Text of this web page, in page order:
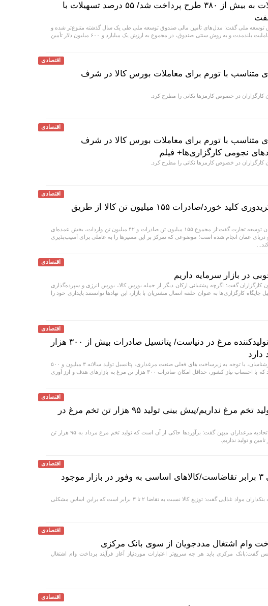
۴۰ میلیارد دلار تسهیلات به بیش از ۳۸۰ طرح پرداخت شد/ ۵۵ درصد تسهیلات با
توسعه ملی گفت: مدل‌های تأمین مالی صندوق توسعه ملی طی یک سال گذشته متنوع‌تر شده و
در این مدت، ۱۱ طرح در قالب عاملیت بلندمدت و به روش سنتی صندوق، در مجموع به ارزش یک میلیارد و ۶۰۰ میلیون دلار تأمین
اقتصادی
متناسب با تورم برای معاملات بورس کالا در شرف
کارگزاران در خصوص کارمزها نکاتی را مطرح کرد.
اقتصادی
متناسب با تورم برای معاملات بورس کالا در شرف
نجومی کارگزاری‌ها+ فیلم
کارگزاران در خصوص کارمزها نکاتی را مطرح کرد.
اقتصادی
تدوین نظام مسائل کریدوری کلید خورد/صادرات ۱۵۵ میلیون تن کالا از طریق
معاون سازمان توسعه تجارت گفت:از مجموع ۱۵۵ میلیون تن صادرات و ۴۲ میلیون تن واردات، بخش عمده‌ای
دریای عمان انجام شده است؛ موضوعی که تمرکز بر این مسیر‌ها را به عاملی برای آسیب‌پذیری
اقتصادی
در بازار سرمایه داریم
کارگزاران گفت: اگرچه پشتیبانی ارکان دیگر از جمله بورس کالا، بورس انرژی و سپرده‌گذاری
جایگاه کارگزاری‌ها به عنوان حلقه اتصال مشتریان با بازار، این نهاد‌ها توانستند پایداری خود را
اقتصادی
ایران جزء ۱۰ کشور تولیدکننده مرغ در دنیاست/ پتانسیل صادرات بیش از ۳۰۰ هزار
بنابر گفته کارشناسان، با توجه به زیرساخت های فعلی صنعت مرغداری، پتانسیل تولید سالانه ۳ میلیون و ۵۰۰
هزار تن‌ مرغ در کشور وجود دارد که با احتساب نیاز کشور، حداقل امکان صادرات ۳۰۰ هزار تن مرغ به بازارهای هدف و ارز آوری
اقتصادی
مشکلی در تامین و تولید تخم مرغ نداریم/پیش بینی تولید ۹۵ هزار تن تخم مرغ در
مدیر عامل اتحادیه مرغداران میهن گفت: برآوردها حاکی از آن است که تولید تخم مرغ مرداد به ۹۵ هزار تن
و تولید نداریم.
اقتصادی
توزیع کالاهای اساسی ۳ برابر تقاضاست/کالاهای اساسی به وفور در بازار موجود
رئیس اتحادیه بنکداران مواد غذایی گفت: توزیع کالا نسبت به تقاضا ۲ تا ۳ برابر است که براین اساس مشکلی
اقتصادی
وام اشتغال مددجویان از سوی بانک مرکزی
گفت:بانک مرکزی باید هر چه سریع‌تر اعتبارات موردنیاز آغاز فرآیند پرداخت وام اشتغال
اقتصادی